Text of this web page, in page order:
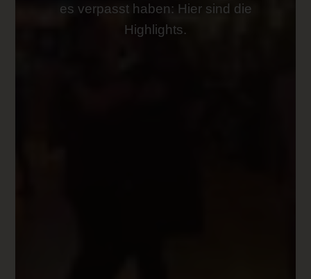
es verpasst haben: Hier sind die
Highlights.